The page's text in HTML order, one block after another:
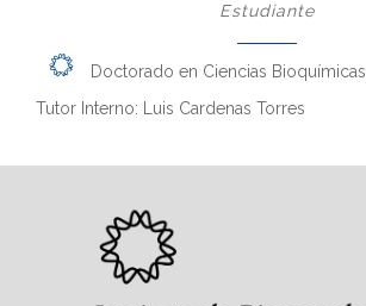
Estudiante
Doctorado en Ciencias Bioquímicas
Tutor Interno: Luis Cardenas Torres